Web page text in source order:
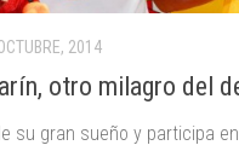
2014
otro milagro del
su gran sueño y participa